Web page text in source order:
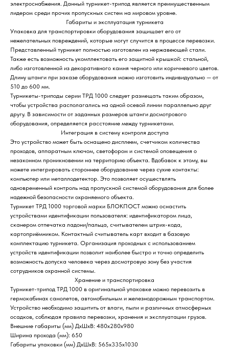
электроснабжения. Данный турникет-трипод является преимущественным
лидером среди прочих пропускных систем на мировом уровне.
Габариты и эксплуатация турникета
Упаковка для транспортировки оборудования защищает его от
нежелательных повреждений, которые могут случится в процессе перевозки.
Представленный турникет полностью изготовлен из нержавеющей стали.
Также есть возможность укомплектовать его защитной крышкой: стальной,
либо изготовленной из декоративного камня черного или коричневого цветов.
Длину штанги при заказе оборудования можно изготовить индивидуально — от
510 до 600 мм.
Турникеты-триподы серии ТРД 1000 следует размещать таким образом,
чтобы устройства располагались на одной осевой линии параллельно друг
другу. В зависимости от заданных размеров штанги досмотрового
оборудования, определяется расстояние между турникетами.
Интеграция в систему контроля доступа
Это устройство может быть оснащено дисплеем, счетчиком количества
проходов, аппаратным ключом, светофором и системой оповещения о
незаконном проникновении на территорию объекта. Вдобавок к этому, вы
можете интегрировать стороннее оборудование через сухие контакты:
компьютер или металлодетектор. Это позволяет осуществлять
одновременный контроль над пропускной системой оборудования для более
надежной безопасности охраняемого объекта.
Турникет ТРД 1000 торговой марки БЛОКПОСТ можно оснастить
устройствами идентификации пользователя: идентификатором лица,
сканером отпечатка ладони/пальца, считывателем штрих-кода,
картоприёмником. Контактный считыватель карт входит в базовую
комплектацию турникета. Организация проходных с использованием
устройств идентификации позволит наиболее быстро и точно определить
возможность допуска человека через досмотровую зону без участия
сотрудников охранной системы.
Хранение и транспортировка
Турникет-трипод ТРД 1000 в оригинальной упаковке можно перевозить в
гермокабинах самолетов, автомобильным и железнодорожным транспортом.
Устройство необходимо защитить от влаги, пыли и различных атмосферных
осадков, соблюдая правила перевозки, хранения и эксплуатации грузов.
Внешние габариты (мм) ДхШхВ: 480х280х980
Ширина прохода (мм): 650
Габариты упаковки (мм) ДхШхВ: 565х335х1030